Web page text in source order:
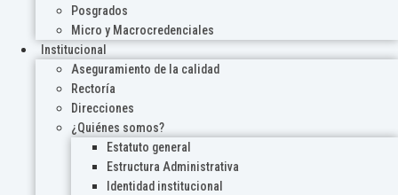
Posgrados
Micro y Macrocredenciales
Institucional
Aseguramiento de la calidad
Rectoría
Direcciones
¿Quiénes somos?
Estatuto general
Estructura Administrativa
Identidad institucional